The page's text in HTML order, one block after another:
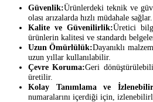
Güvenlik:Ürünlerdeki teknik ve
olası arızalarda hızlı müdahale sağlar.
Kalite ve Güvenilirlik:Üretici
ürünlerin kalitesi ve standardı
Uzun Ömürlülük:Dayanıklı
uzun yıllar kullanılabilir.
Çevre Koruma:Geri
üretilir.
Kolay Tanımlama ve
numaralarını içerdiği için,